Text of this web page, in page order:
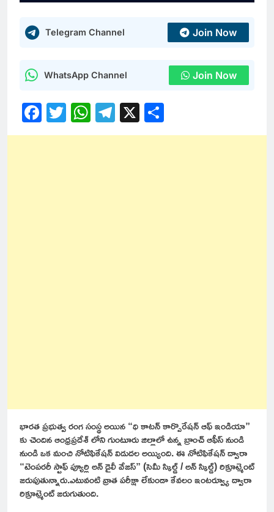
Telegram Channel Join Now
WhatsApp Channel Join Now
Facebook
Twitter
WhatsApp
Telegram
X
భారత ప్రభుత్వ రంగ సంస్థ అయిన “థి కాటన్ కార్పొరేషన్ ఆఫ్ ఇండియా”
కు చెందిన ఆంధ్రప్రదేశ్ లోని గుంటూరు జిల్లాలో ఉన్న బ్రాంచ్ ఆఫీస్ నుండి
నుండి ఒక మంచి నోటిఫికేషన్ విడుదల అయ్యింది. ఈ నోటిఫికేషన్ ద్వారా
“టెంపరరీ స్టాఫ్ ప్యూర్లి అన్ డైలీ వేజస్” (సెమీ స్కిల్డ్ / అన్ స్కిల్డ్) రిక్రూట్మెంట్
జరుపుతున్నారు.ఎటువంటి వ్రాత పరీక్షా లేకుండా కేవలం ఇంటర్వ్యూ ద్వారా
రిక్రూట్మెంట్ జరుగుతుంది.